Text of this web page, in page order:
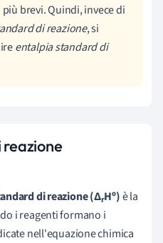
brevi. Quindi, invece di
di reazione, si
entalpia standard di
di reazione (∆rHº)è la
i reagenti formano i
nell'equazione chimica